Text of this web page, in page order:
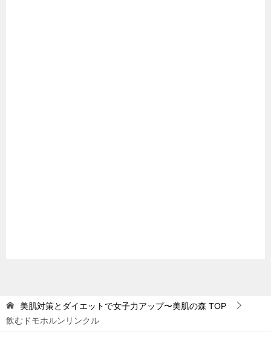
美肌対策とダイエットで女子力アップ〜美肌の森 TOP
飲むドモホルンリンクル